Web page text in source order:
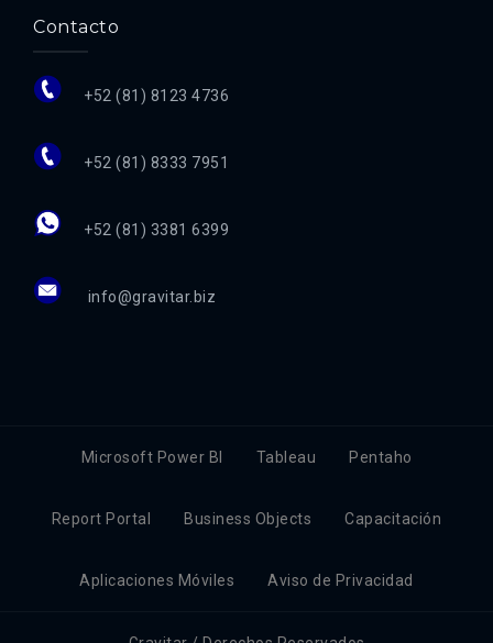
Contacto
+52 (81) 8123 4736
+52 (81) 8333 7951
+52 (81) 3381 6399
info@gravitar.biz
Microsoft Power BI Tableau Pentaho
Report Portal Business Objects Capacitación
Aplicaciones Móviles Aviso de Privacidad